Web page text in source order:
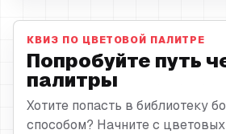
КВИЗ ПО ЦВЕТОВОЙ ПАЛИТРЕ
Попробуйте путь
палитры
Хотите попасть в библиотеку
способом? Начните с